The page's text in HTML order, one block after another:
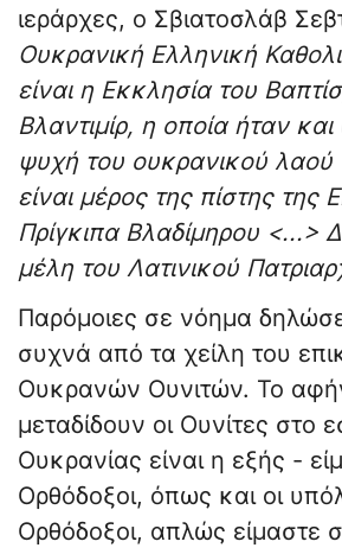
ιεράρχες, ο Σβιατοσλάβ
Ουκρανική Ελληνική
είναι η Εκκλησία του
Βλαντιμίρ, η οποία ήταν και
ψυχή του ουκρανικού
είναι μέρος της πίστης της
Πρίγκιπα Βλαδίμηρου <...>
μέλη του Λατινικού
Παρόμοιες σε νόημα
συχνά από τα χείλη του
Ουκρανών Ουνιτών. Το
μεταδίδουν οι Ουνίτες στο
Ουκρανίας είναι η εξής -
Ορθόδοξοι, όπως και οι
Ορθόδοξοι, απλώς είμαστε